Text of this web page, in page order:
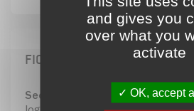
and gives you
over what you
activate
OK, accept
FIORELLI AMELIA
Secteur d'activité (Code NAF) :